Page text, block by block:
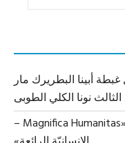
غبطة أبينا البطريرك مار
نونا الكلي الطوبى
رسالة البابا لاون الرابع عشر «Magnifica Humanitas –